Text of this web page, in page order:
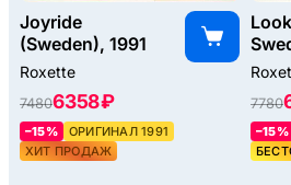
Joyride
(Sweden), 1991
Roxette
74806358 ₽
–15%
ОРИГИНАЛ 1991
ХИТ ПРОДАЖ
7780
–15%